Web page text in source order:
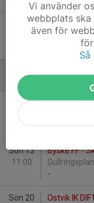
Lör 29
12:00
Byske FF -
September
Sön 6
Bolidens FFI
Sön 13
11:00
Byske FF -
Gullringsplan
-
Sön 20
Ostvik IK
Vi använder
webbplats ska
även för